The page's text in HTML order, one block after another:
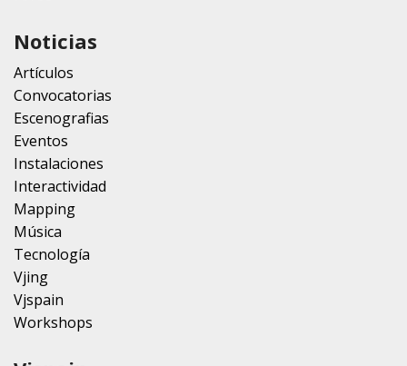
Noticias
Artículos
Convocatorias
Escenografias
Eventos
Instalaciones
Interactividad
Mapping
Música
Tecnología
Vjing
Vjspain
Workshops